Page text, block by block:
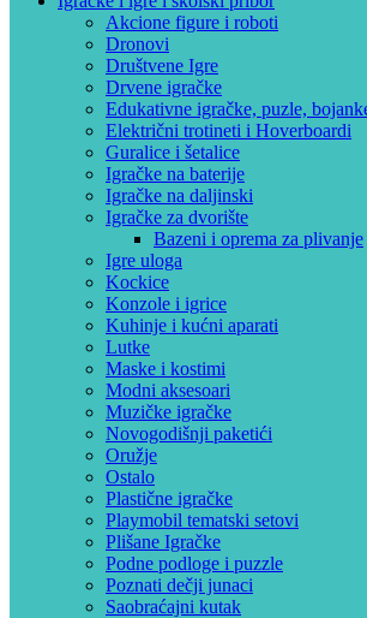
Akcione figure i roboti
Dronovi
Društvene Igre
Drvene igračke
Edukativne igračke, puzle,
Električni trotineti i Hoverboardi
Guralice i šetalice
Igračke na baterije
Igračke na daljinski
‎Igračke za dvorište
Bazeni i oprema za plivanje
Igre uloga
Kockice
Konzole i igrice
Kuhinje i kućni aparati
Lutke
Maske i kostimi
Modni aksesoari
Muzičke igračke
Novogodišnji paketići
Oružje
Ostalo
Plastične igračke
Playmobil tematski setovi
Plišane Igračke
Podne podloge i puzzle
Poznati dečji junaci
Saobraćajni kutak